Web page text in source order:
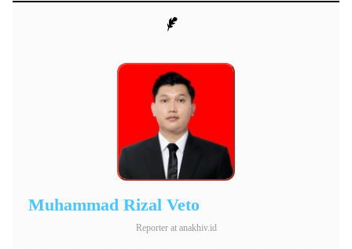
Muhammad Rizal Veto
Reporter at anakhiv.id